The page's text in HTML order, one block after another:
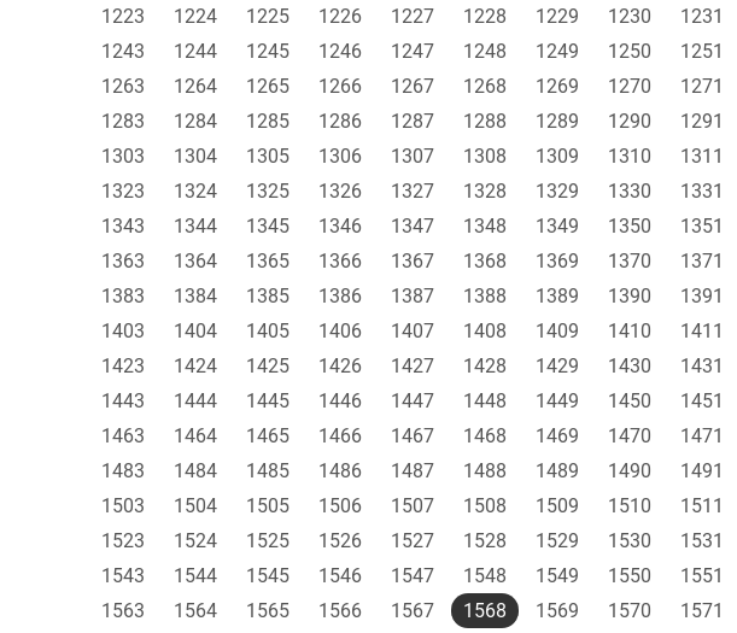
1223
1224 1225 1226 1227 1228 1229 1230 1231
1243
1244 1245 1246 1247 1248 1249 1250 1251
1263
1264 1265 1266 1267 1268 1269 1270 1271
1283
1284 1285 1286 1287 1288 1289 1290 1291
1303
1304 1305 1306 1307 1308 1309 1310 1311
1323
1324 1325 1326 1327 1328 1329 1330 1331
1343
1344 1345 1346 1347 1348 1349 1350 1351
1363
1364 1365 1366 1367 1368 1369 1370 1371
1383
1384 1385 1386 1387 1388 1389 1390 1391
1403
1404 1405 1406 1407 1408 1409 1410 1411
1423
1424 1425 1426 1427 1428 1429 1430 1431
1443
1444 1445 1446 1447 1448 1449 1450 1451
1463
1464 1465 1466 1467 1468 1469 1470 1471
1483
1484 1485 1486 1487 1488 1489 1490 1491
1503
1504 1505 1506 1507 1508 1509 1510 1511
1523
1524 1525 1526 1527 1528 1529 1530 1531
1543
1544 1545 1546 1547 1548 1549 1550 1551
1563
1564 1565 1566 1567 1568 1569 1570 1571